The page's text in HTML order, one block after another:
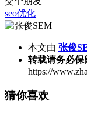
seo优化
本文由 张俊
转载请务必保
https://
猜你喜欢